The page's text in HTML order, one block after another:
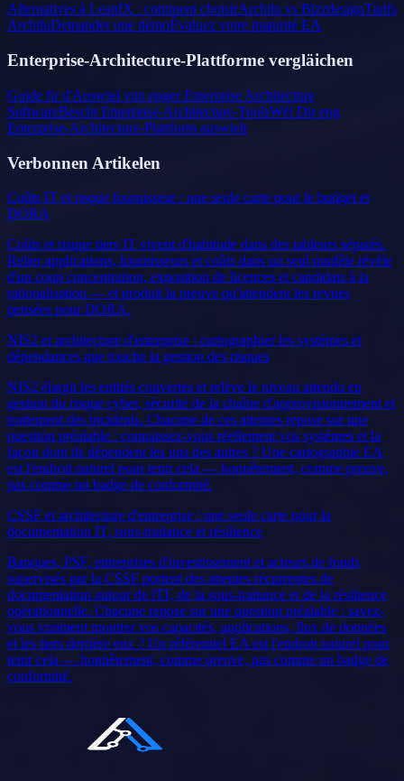
Alternatives à LeanIX : comment choisirArchilu vs BizzdesignTarifs
ArchiluDemander une démoÉvaluez votre maturité EA
Enterprise-Architecture-Plattforme vergläichen
Guide fir d'Auswiel vun enger Enterprise Architecture
SoftwareBescht Enterprise-Architecture-ToolsWéi Dir eng
Enterprise-Architecture-Plattform auswielt
Verbonnen Artikelen
Coûts IT et risque fournisseur : une seule carte pour le budget et
DORA
Coûts et risque tiers IT vivent d'habitude dans des tableurs séparés.
Relier applications, fournisseurs et coûts dans un seul modèle révèle
d'un coup concentration, exposition de licences et candidats à la
rationalisation — et produit la preuve qu'attendent les revues
pensées pour DORA.
NIS2 et architecture d'entreprise : cartographier les systèmes et
dépendances que touche la gestion des risques
NIS2 élargit les entités couvertes et relève le niveau attendu en
gestion du risque cyber, sécurité de la chaîne d'approvisionnement et
traitement des incidents. Chacune de ces attentes repose sur une
question préalable : connaissez-vous réellement vos systèmes et la
façon dont ils dépendent les uns des autres ? Une cartographie EA
est l'endroit naturel pour tenir cela — honnêtement, comme preuve,
pas comme un badge de conformité.
CSSF et architecture d'entreprise : une seule carte pour la
documentation IT, sous-traitance et résilience
Banques, PSF, entreprises d'investissement et acteurs de fonds
supervisés par la CSSF portent des attentes récurrentes de
documentation autour de l'IT, de la sous-traitance et de la résilience
opérationnelle. Chacune repose sur une question préalable : savez-
vous vraiment montrer vos capacités, applications, flux de données
et les tiers derrière eux ? Un référentiel EA est l'endroit naturel pour
tenir cela — honnêtement, comme preuve, pas comme un badge de
conformité.